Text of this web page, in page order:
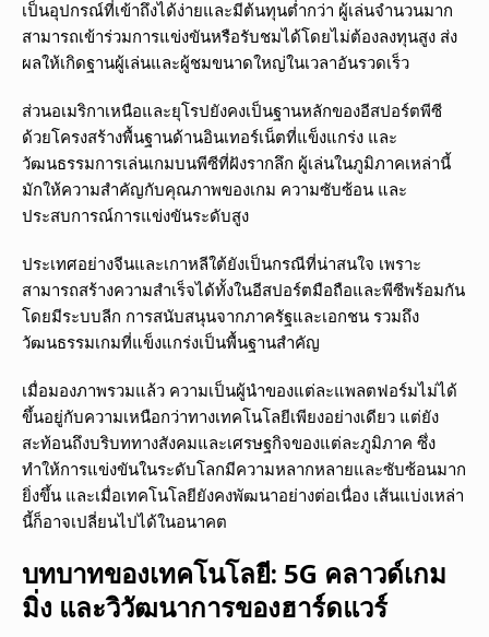
เป็นอุปกรณ์ที่เข้าถึงได้ง่ายและมีต้นทุนต่ำกว่า ผู้เล่นจำนวนมาก
สามารถเข้าร่วมการแข่งขันหรือรับชมได้โดยไม่ต้องลงทุนสูง ส่ง
ผลให้เกิดฐานผู้เล่นและผู้ชมขนาดใหญ่ในเวลาอันรวดเร็ว
ส่วนอเมริกาเหนือและยุโรปยังคงเป็นฐานหลักของอีสปอร์ตพีซี
ด้วยโครงสร้างพื้นฐานด้านอินเทอร์เน็ตที่แข็งแกร่ง และ
วัฒนธรรมการเล่นเกมบนพีซีที่ฝังรากลึก ผู้เล่นในภูมิภาคเหล่านี้
มักให้ความสำคัญกับคุณภาพของเกม ความซับซ้อน และ
ประสบการณ์การแข่งขันระดับสูง
ประเทศอย่างจีนและเกาหลีใต้ยังเป็นกรณีที่น่าสนใจ เพราะ
สามารถสร้างความสำเร็จได้ทั้งในอีสปอร์ตมือถือและพีซีพร้อมกัน
โดยมีระบบลีก การสนับสนุนจากภาครัฐและเอกชน รวมถึง
วัฒนธรรมเกมที่แข็งแกร่งเป็นพื้นฐานสำคัญ
เมื่อมองภาพรวมแล้ว ความเป็นผู้นำของแต่ละแพลตฟอร์มไม่ได้
ขึ้นอยู่กับความเหนือกว่าทางเทคโนโลยีเพียงอย่างเดียว แต่ยัง
สะท้อนถึงบริบททางสังคมและเศรษฐกิจของแต่ละภูมิภาค ซึ่ง
ทำให้การแข่งขันในระดับโลกมีความหลากหลายและซับซ้อนมาก
ยิ่งขึ้น และเมื่อเทคโนโลยียังคงพัฒนาอย่างต่อเนื่อง เส้นแบ่งเหล่า
นี้ก็อาจเปลี่ยนไปได้ในอนาคต
บทบาทของเทคโนโลยี: 5G คลาวด์เกม
มิ่ง และวิวัฒนาการของฮาร์ดแวร์